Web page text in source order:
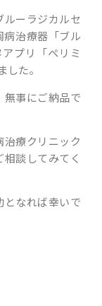
ルーラジカルセ
病治療器「ブル
プリ「ペリミ
た。
無事にご納品で
療クリニック
談してみてく
となれば幸いで